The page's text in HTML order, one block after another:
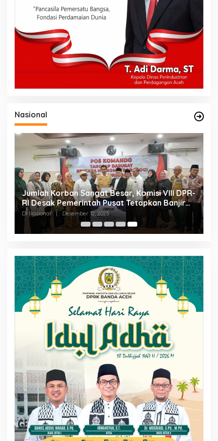
Nasional
Jumlah Korban Sangat Besar, Komisi VIII DPR-
RI Desak Pemerintah Pusat Tetapkan Banjir
Aceh sebagai Bencana Nasional
Di Nasional | Desember 12, 2025